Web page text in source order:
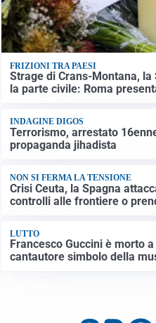
FRIZIONI TRA PAESI
Strage di Crans-Montana, la
la parte civile: Roma
INDAGINE DIGOS
Terrorismo, arrestato
propaganda jihadista
NON SI FERMA LA TENSIONE
Crisi Ceuta, la Spagna
controlli alle frontiere o
LUTTO
Francesco Guccini è morto
cantautore simbolo della